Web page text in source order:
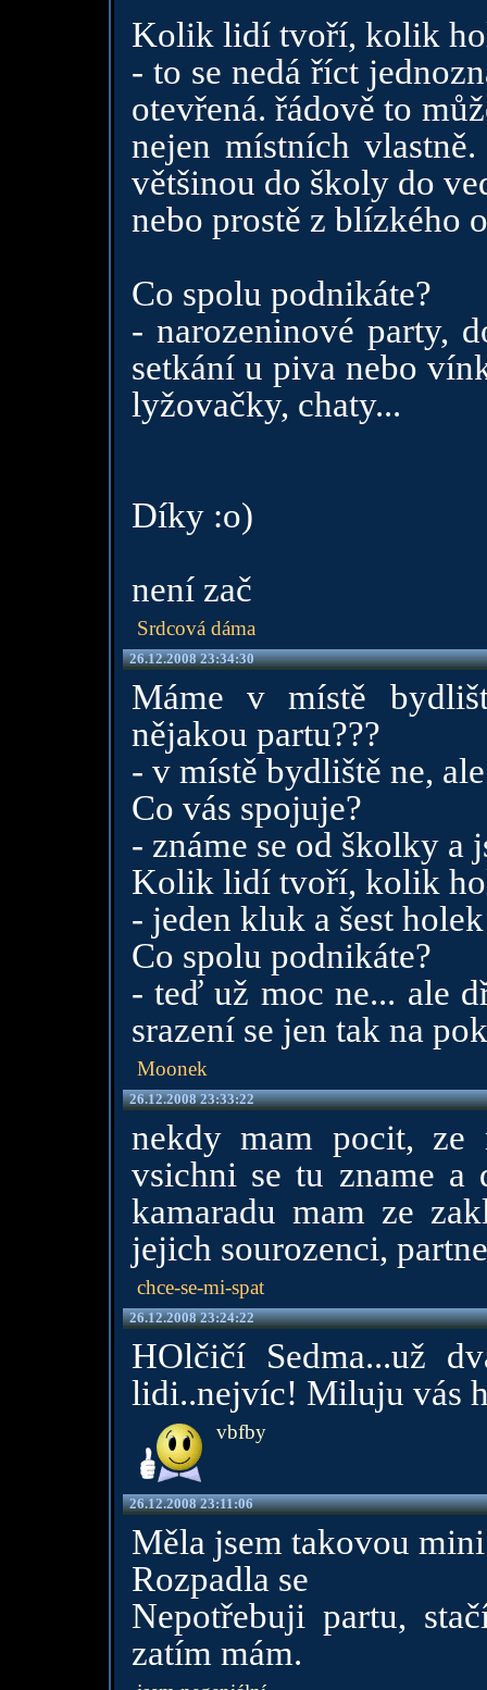
Kolik lidí tvoří, kolik
- to se nedá říct
otevřená. řádově to
nejen místních
většinou do školy do
nebo prostě z blízkého
Co spolu podnikáte?
- narozeninové party,
setkání u piva nebo
lyžovačky, chaty...
Díky :o)
není zač
Srdcová dáma
26.12.2008 23:34:30
Máme v místě
nějakou partu???
- v místě bydliště ne,
Co vás spojuje?
- známe se od školky a
Kolik lidí tvoří, kolik
- jeden kluk a šest
Co spolu podnikáte?
- teď už moc ne... ale
srazení se jen tak na
Moonek
26.12.2008 23:33:22
nekdy mam pocit, ze
vsichni se tu zname
kamaradu mam ze
jejich sourozenci,
chce-se-mi-spat
26.12.2008 23:24:22
HOlčičí Sedma...už
lidi..nejvíc! Miluju vás
vbfby
26.12.2008 23:11:06
Měla jsem takovou
Rozpadla se
Nepotřebuji partu,
zatím mám.